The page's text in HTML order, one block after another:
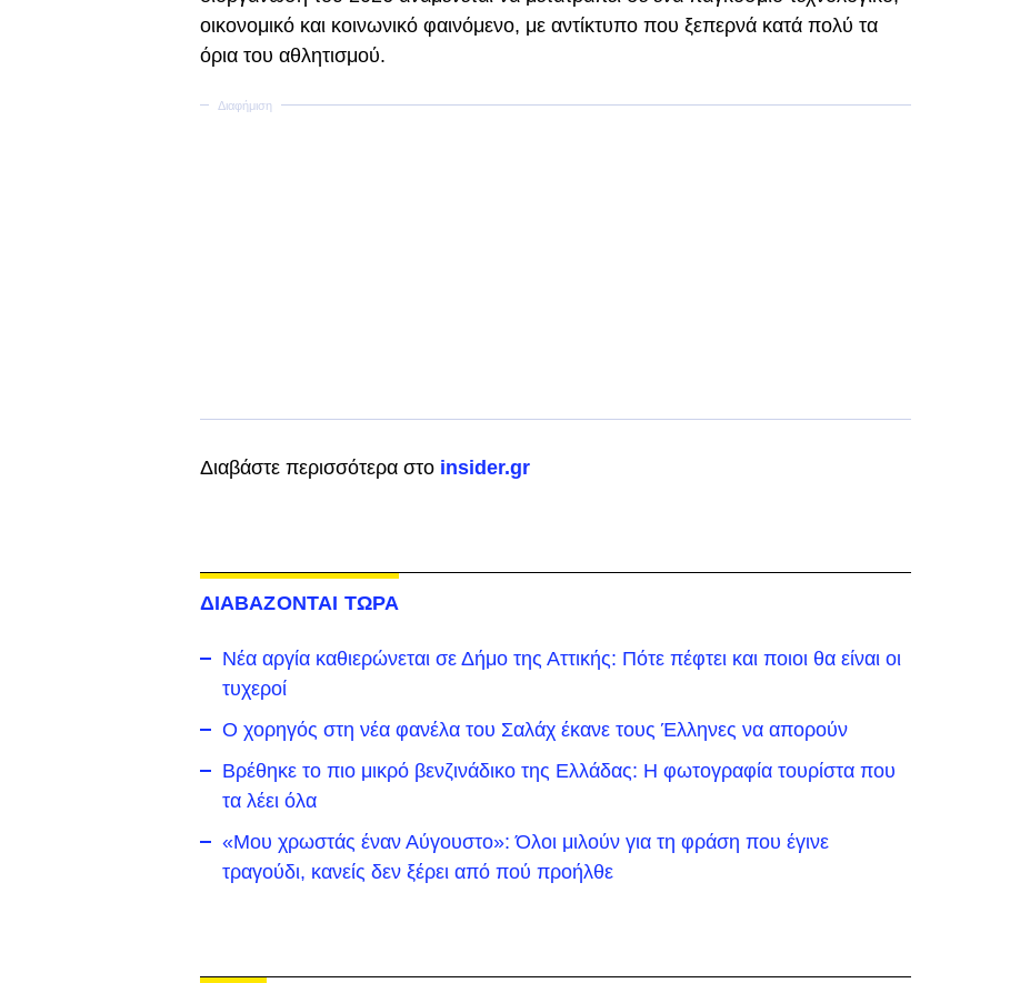
οικονομικό και κοινωνικό φαινόμενο, με αντίκτυπο που ξεπερνά κατά πολύ τα
όρια του αθλητισμού.
Διαβάστε περισσότερα στοinsider.gr
ΔΙΑΒΑΖΟΝΤΑΙ ΤΩΡΑ
Νέα αργία καθιερώνεται σε Δήμο της Αττικής: Πότε πέφτει και ποιοι θα είναι οι
τυχεροί
Ο χορηγός στη νέα φανέλα του Σαλάχ έκανε τους Έλληνες να απορούν
Βρέθηκε το πιο μικρό βενζινάδικο της Ελλάδας: Η φωτογραφία τουρίστα που
τα λέει όλα
«Μου χρωστάς έναν Αύγουστο»: Όλοι μιλούν για τη φράση που έγινε
τραγούδι, κανείς δεν ξέρει από πού προήλθε